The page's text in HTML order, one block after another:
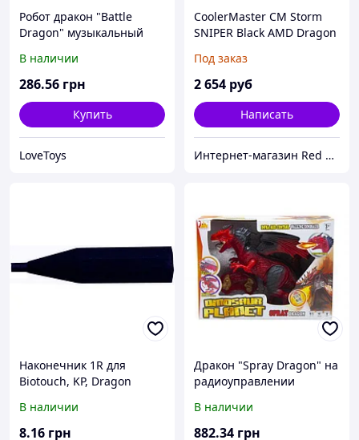
Робот дракон "Battle
Dragon" музыкальный
В наличии
286.56 грн
Купить
LoveToys
CoolerMaster CM Storm
SNIPER Black AMD Dragon
SGC-6000-KWS2-GP
Под заказ
2 654 руб
Написать
Интернет-магазин Red Storm
Наконечник 1R для
Biotouch, KP, Dragon
В наличии
8.16 грн
Дракон "Spray Dragon" на
радиоуправлении
В наличии
882.34 грн